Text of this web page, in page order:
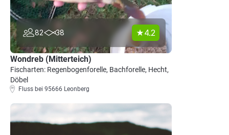
82 38 4.2
Wondreb (Mitterteich)
Fischarten: Regenbogenforelle, Bachforelle, Hecht,
Döbel
Fluss bei 95666 Leonberg